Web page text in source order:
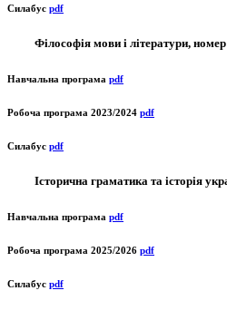
Силабус pdf
Філософія мови і літератури,
Навчальна програма pdf
Робоча програма 2023/2024 pdf
Силабус pdf
Історична граматика та історія
Навчальна програма pdf
Робоча програма 2025/2026 pdf
Силабус pdf